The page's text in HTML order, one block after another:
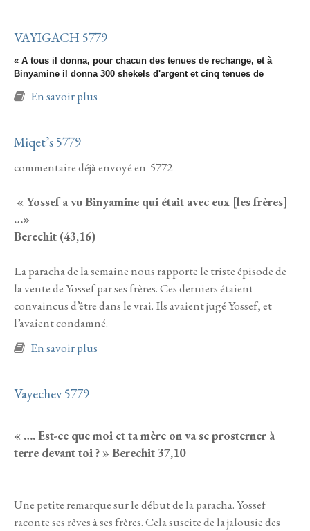
VAYIGACH 5779
« A tous il donna, pour chacun des tenues de rechange, et à
Binyamine il donna 300 shekels d'argent et cinq tenues de
En savoir plus
Miqet’s 5779
commentaire déjà envoyé en 5772
« Yossef a vu Binyamine qui était avec eux [les frères]
…»
Berechit (43,16)
La paracha de la semaine nous rapporte le triste épisode de
la vente de Yossef par ses frères. Ces derniers étaient
convaincus d’être dans le vrai. Ils avaient jugé Yossef, et
l’avaient condamné.
En savoir plus
Vayechev 5779
« …. Est-ce que moi et ta mère on va se prosterner à
terre devant toi ? » Berechit 37,10
Une petite remarque sur le début de la paracha. Yossef
raconte ses rêves à ses frères. Cela suscite de la jalousie des